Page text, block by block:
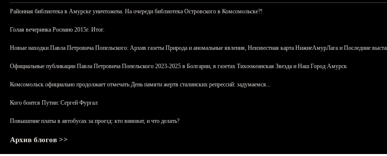
Районная библиотека в Амурске уничтожена. На очереди библиотека Островского в Комсомольске?!
Голая вечеринка Роснано 2015г. Итог.
Новые находки Павла Петровича Попельского: Архив газеты Природа и аномальные явления, Неизвестная карта НижнеАмурЛага и Последние
Официальные публикации Павла Петровича Попельского 2023-2025 в Болгарии, в газетах Тихоокеанская Звезда и Наш Город Амурск
Комсомольск официально продолжает отмечать День памяти жертв сталинских репрессий: задумаемся...
Кого боится Путин: Сергей Фургал
Повышение платы в автобусах за проезд: кто виноват, и что делать?
Архив блогов >>